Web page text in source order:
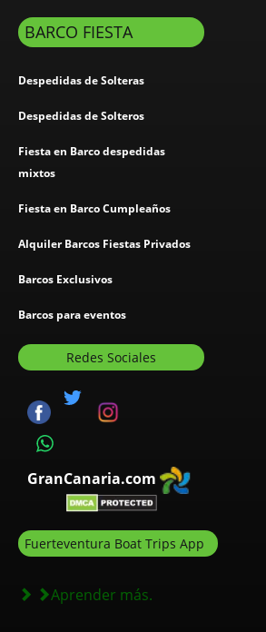
BARCO FIESTA
Despedidas de Solteras
Despedidas de Solteros
Fiesta en Barco despedidas
mixtos
Fiesta en Barco Cumpleaños
Alquiler Barcos Fiestas Privados
Barcos Exclusivos
Barcos para eventos
Redes Sociales
GranCanaria.com
Fuerteventura Boat Trips App
Aprender más.